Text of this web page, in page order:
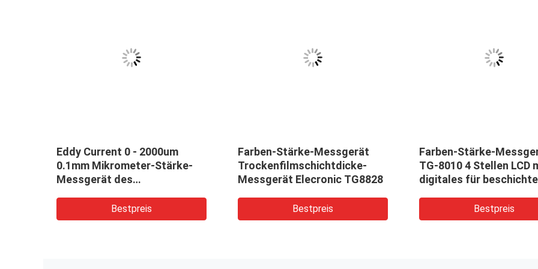
Eddy Current 0 - 2000um
0.1mm Mikrometer-Stärke-
Messgerät des
Messgerät-TG-2000
Bestpreis
Farben-Stärke-Messgerät
Trockenfilmschichtdicke-
Messgerät Elecronic TG8828
Bestpreis
Farben-Stärke-
TG-8010 4 Stellen LCD
digitales für
Bestpreis